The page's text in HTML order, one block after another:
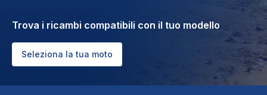
Trova i ricambi compatibili con il tuo modello
Seleziona la tua moto